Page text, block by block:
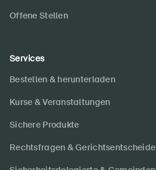
Offene Stellen
Services
Bestellen & herunterladen
Kurse & Veranstaltungen
Sichere Produkte
Rechtsfragen & Gerichtsentscheide